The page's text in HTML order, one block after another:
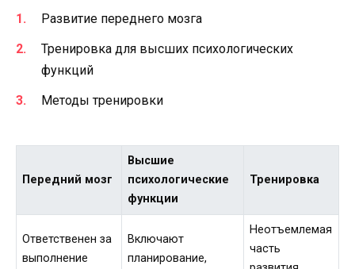
Развитие переднего мозга
Тренировка для высших психологических
функций
Методы тренировки
Передний мозг
Высшие
психологические
функции
Тренировка
Ответственен за
выполнение
Включают
планирование,
Неотъемлемая
часть